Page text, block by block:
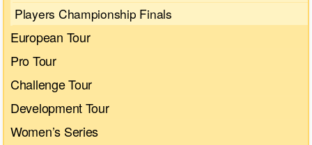
Players Championship Finals
European Tour
Pro Tour
Challenge Tour
Development Tour
Women’s Series